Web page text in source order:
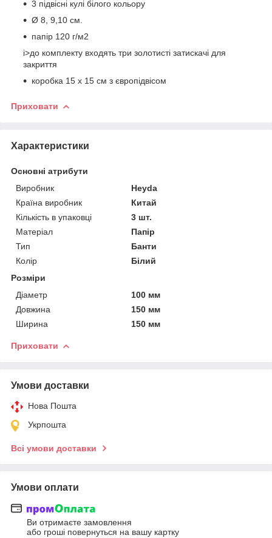
3 підвісні кулі білого кольору
Ø 8, 9,10 см.
папір 120 г/м2
i>до комплекту входять три золотисті затискачі для
закриття
коробка 15 х 15 см з європідвісом
Приховати
Характеристики
Основні атрибути
Виробник
Heyda
Країна виробник
Китай
Кількість в упаковці
3 шт.
Матеріал
Папір
Тип
Банти
Колір
Білий
Розміри
Діаметр
100 мм
Довжина
150 мм
Ширина
150 мм
Приховати
Умови доставки
Нова Пошта
Укрпошта
Всі умови доставки
Умови оплати
Ви отримаєте замовлення
або гроші повернуться на вашу картку